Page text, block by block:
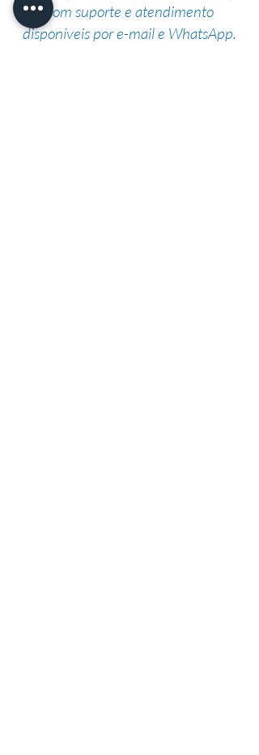
com suporte e atendimento
disponíveis por e-mail e WhatsApp.